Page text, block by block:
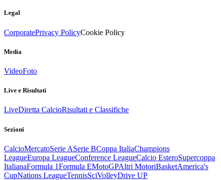
Legal
CorporatePrivacy PolicyCookie Policy
Media
VideoFoto
Live e Risultati
LiveDiretta CalcioRisultati e Classifiche
Sezioni
CalcioMercatoSerie ASerie BCoppa ItaliaChampions
LeagueEuropa LeagueConference LeagueCalcio EsteroSupercoppa
ItalianaFormula 1Formula EMotoGPAltri MotoriBasketAmerica's
CupNations LeagueTennisSciVolleyDrive UP